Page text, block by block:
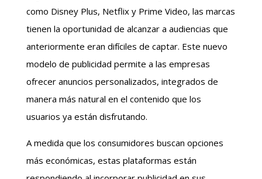
como Disney Plus, Netflix y Prime Video, las marcas
tienen la oportunidad de alcanzar a audiencias que
anteriormente eran difíciles de captar. Este nuevo
modelo de publicidad permite a las empresas
ofrecer anuncios personalizados, integrados de
manera más natural en el contenido que los
usuarios ya están disfrutando.
A medida que los consumidores buscan opciones
más económicas, estas plataformas están